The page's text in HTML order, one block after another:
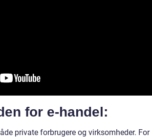
for e-handel:
private forbrugere og virksomheder. For